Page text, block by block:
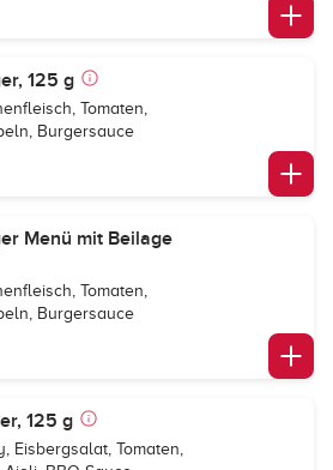
125 g
Tomaten,
Burgersauce
Menü mit Beilage
Tomaten,
Burgersauce
125 g
Eisbergsalat, Tomaten,